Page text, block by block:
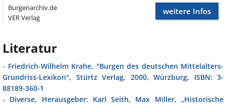
Burgenarchiv.de
VER Verlag
weitere Infos
Literatur
- Friedrich-Wilhelm Krahe, "Burgen des deutschen Mittelalters-
Grundriss-Lexikon", Stürtz Verlag, 2000, Würzburg, ISBN: 3-
88189-360-1
- Diverse, Herausgeber: Karl Seith, Max Miller, „Historische